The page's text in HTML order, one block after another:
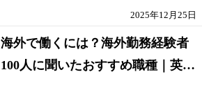
2025年12月25日
海外で働くには？海外勤務経験者
100人に聞いたおすすめ職種｜英語